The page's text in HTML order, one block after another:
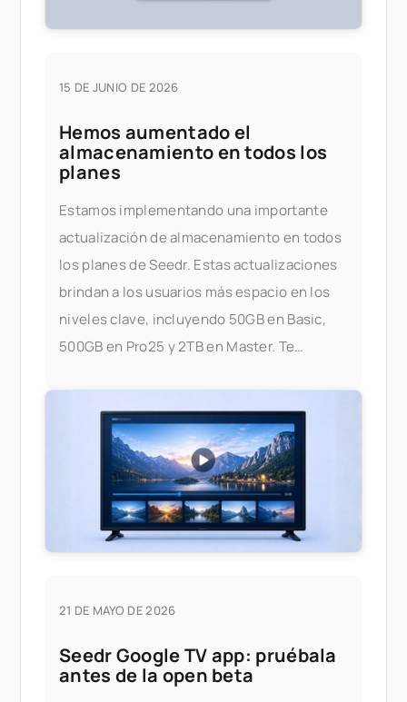
15 DE JUNIO DE 2026
Hemos aumentado el
almacenamiento en todos los
planes
Estamos implementando una importante
actualización de almacenamiento en todos
los planes de Seedr. Estas actualizaciones
brindan a los usuarios más espacio en los
niveles clave, incluyendo 50GB en Basic,
500GB en Pro25 y 2TB en Master. Te
archivos — sin preocuparte por los límites.
¿Qué ha cambiado? Aquí te mostramos
21 DE MAYO DE 2026
Seedr Google TV app: pruébala
antes de la open beta